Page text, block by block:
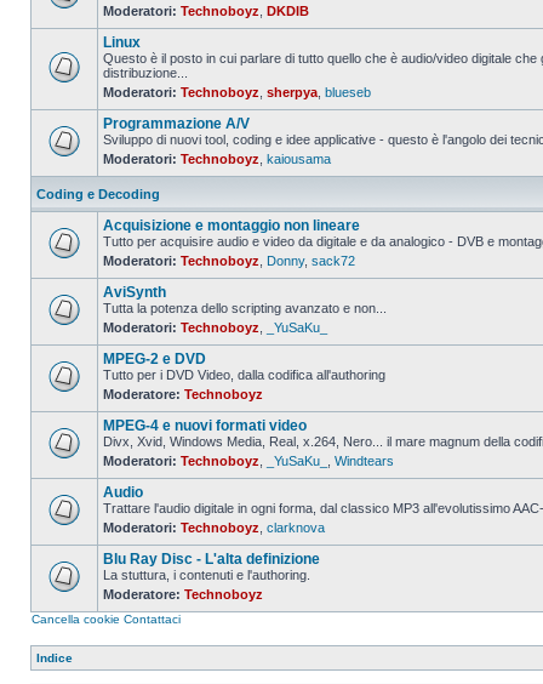
Nessun
messaggio
leggere
Moderatori: Technoboyz DKDIB
Nessun
da
leggere
Linux
Questo è il posto in cui parlare di tutto quello che è audio/video digitale
distribuzione...
Moderatori: Technoboyz sherpya blueseb
Nessun
messaggio
da
leggere
Programmazione A/V
Sviluppo di nuovi tool, coding e idee applicative - questo è l'angolo dei
Moderatori: Technoboyz kaiousama
Coding e Decoding
Nessun
messaggio
da
leggere
Acquisizione e montaggio non lineare
Tutto per acquisire audio e video da digitale e da analogico - DVB e
Moderatori: Technoboyz Donny, sack72
Nessun
messaggio
da
leggere
AviSynth
Tutta la potenza dello scripting avanzato e non...
Moderatori: Technoboyz _YuSaKu_
Nessun
messaggio
da
leggere
MPEG-2 e DVD
Tutto per i DVD Video, dalla codifica all'authoring
Moderatore: Technoboyz
Nessun
messaggio
da
leggere
MPEG-4 e nuovi formati video
Divx, Xvid, Windows Media, Real, x.264, Nero... il mare magnum della
Moderatori: Technoboyz _YuSaKu_ Windtears
Nessun
messaggio
da
leggere
Audio
Trattare l'audio digitale in ogni forma, dal classico MP3 all'evolutissimo
Moderatori: Technoboyz clarknova
Nessun
messaggio
da
Blu Ray Disc - L'alta definizione
La stuttura, i contenuti e l'authoring.
Moderatore: Technoboyz
Cancella cookie Contattaci
Indice